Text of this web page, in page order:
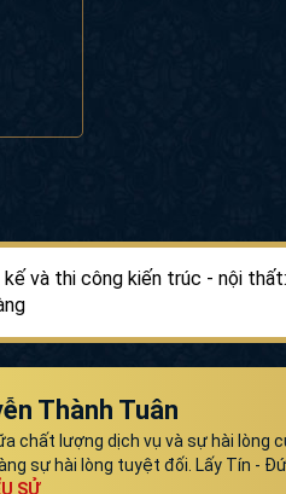
và thi công kiến trúc - nội
Thành Tuân
chất lượng dịch vụ và sự hài lòng
sự hài lòng tuyệt đối. Lấy Tín -
SỬ